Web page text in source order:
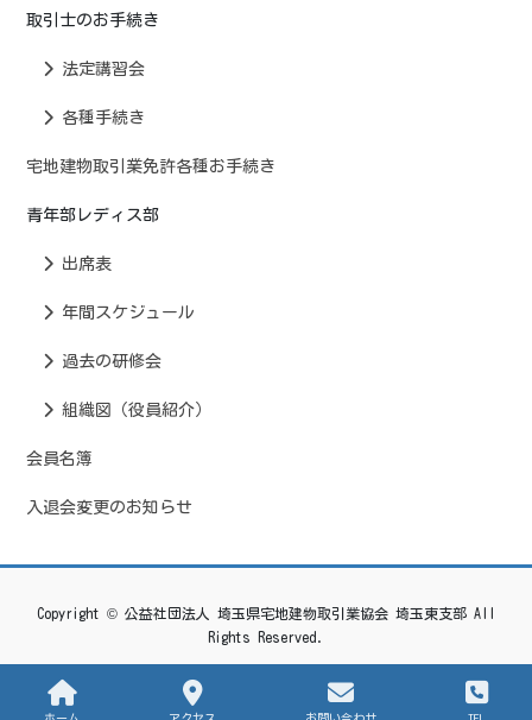
取引士のお手続き
法定講習会
各種手続き
宅地建物取引業免許各種お手続き
青年部レディス部
出席表
年間スケジュール
過去の研修会
組織図（役員紹介）
会員名簿
入退会変更のお知らせ
Copyright © 公益社団法人 埼玉県宅地建物取引業協会 埼玉東支部 All
Rights Reserved.
ホーム アクセス お問い合わせ TEL